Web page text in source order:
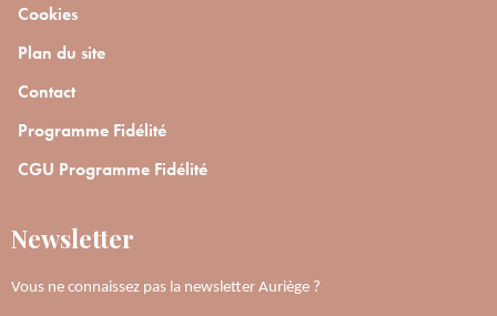
Cookies
Plan du site
Contact
Programme Fidélité
CGU Programme Fidélité
Newsletter
Vous ne connaissez pas la newsletter Auriège ?